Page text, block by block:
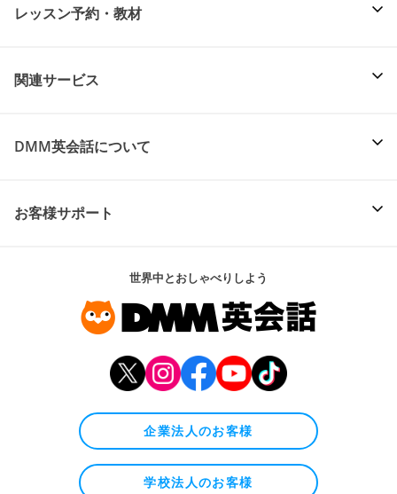
レッスン予約・教材
関連サービス
DMM英会話について
お客様サポート
世界中とおしゃべりしよう
企業法人のお客様
学校法人のお客様